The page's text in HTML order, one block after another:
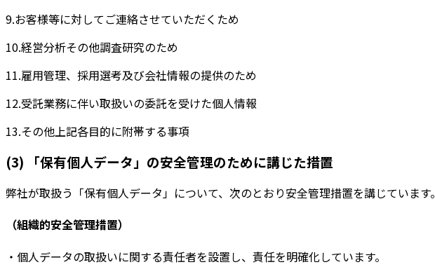
9.お客様等に対してご連絡させていただくため
10.経営分析その他調査研究のため
11.雇用管理、採用選考及び会社情報の提供のため
12.受託業務に伴い取扱いの委託を受けた個人情報
13.その他上記各目的に附帯する事項
(3) 「保有個人データ」の安全管理のために講じた措置
弊社が取扱う「保有個人データ」について、次のとおり安全管理措置を講じています。
（組織的安全管理措置）
・個人データの取扱いに関する責任者を設置し、責任を明確化しています。